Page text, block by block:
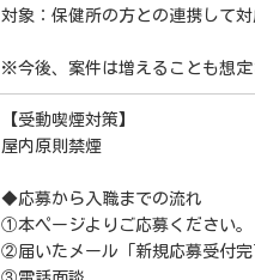
対象：保健所の方との連携して
※今後、案件は増えることも想定
【受動喫煙対策】
屋内原則禁煙
◆応募から入職までの流れ
①本ページよりご応募ください。
②届いたメール「新規応募受付完